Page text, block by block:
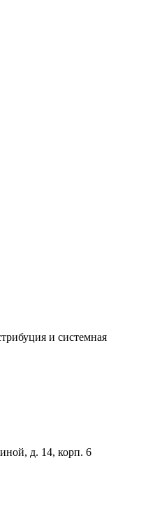
и системная
д. 14, корп. 6